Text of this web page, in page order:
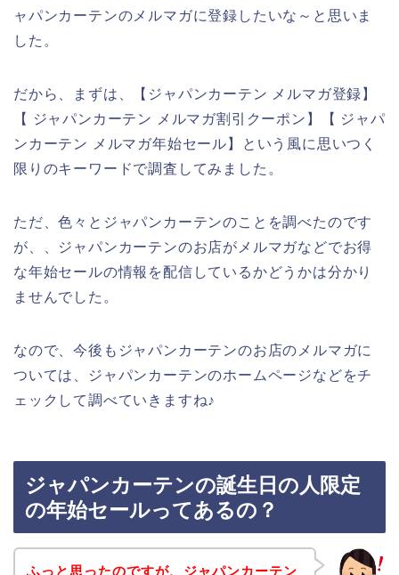
ャパンカーテンのメルマガに登録したいな～と思いま
した。
だから、まずは、【ジャパンカーテン メルマガ登録】
【 ジャパンカーテン メルマガ割引クーポン】【 ジャパ
ンカーテン メルマガ年始セール】という風に思いつく
限りのキーワードで調査してみました。
ただ、色々とジャパンカーテンのことを調べたのです
が、、ジャパンカーテンのお店がメルマガなどでお得
な年始セールの情報を配信しているかどうかは分かり
ませんでした。
なので、今後もジャパンカーテンのお店のメルマガに
ついては、ジャパンカーテンのホームページなどをチ
ェックして調べていきますね♪
ジャパンカーテンの誕生日の人限定
の年始セールってあるの？
ふっと思ったのですが、ジャパンカーテン